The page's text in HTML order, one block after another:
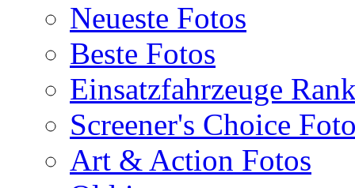
Neueste Fotos
Beste Fotos
Einsatzfahrzeuge
Screener's Choice
Art & Action Fotos